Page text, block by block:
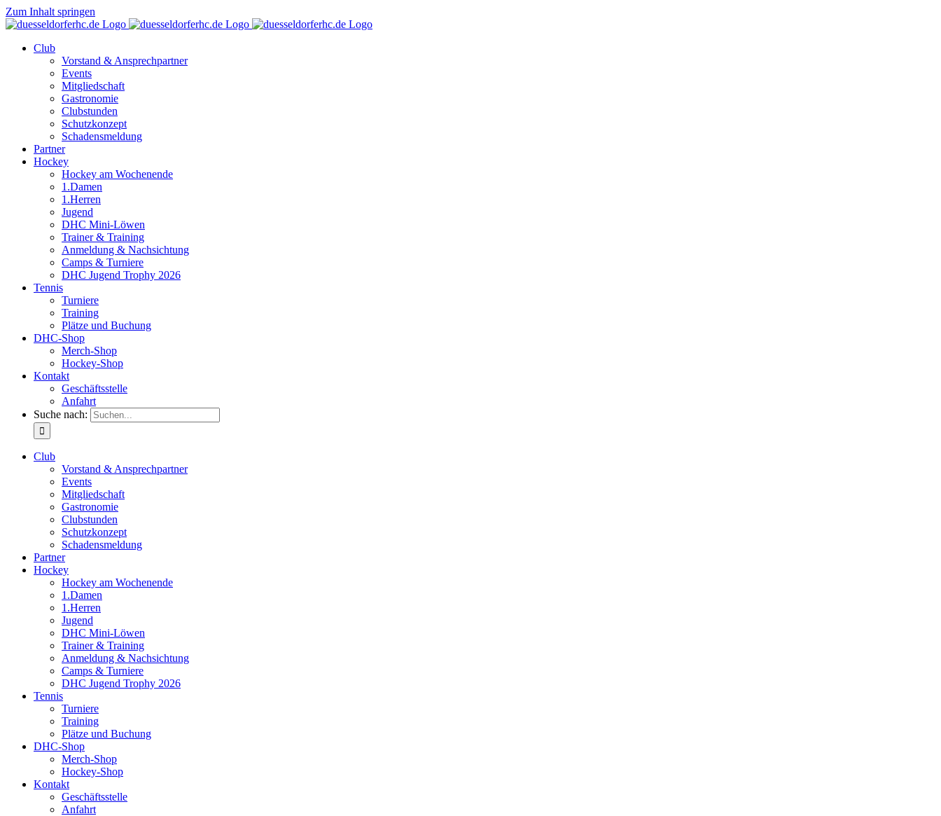
Zum Inhalt springen
Club
Vorstand & Ansprechpartner
Events
Mitgliedschaft
Gastronomie
Clubstunden
Schutzkonzept
Schadensmeldung
Partner
Hockey
Hockey am Wochenende
1.Damen
1.Herren
Jugend
DHC Mini-Löwen
Trainer & Training
Anmeldung & Nachsichtung
Camps & Turniere
DHC Jugend Trophy 2026
Tennis
Turniere
Training
Plätze und Buchung
DHC-Shop
Merch-Shop
Hockey-Shop
Kontakt
Geschäftsstelle
Anfahrt
Suche nach:
Club
Vorstand & Ansprechpartner
Events
Mitgliedschaft
Gastronomie
Clubstunden
Schutzkonzept
Schadensmeldung
Partner
Hockey
Hockey am Wochenende
1.Damen
1.Herren
Jugend
DHC Mini-Löwen
Trainer & Training
Anmeldung & Nachsichtung
Camps & Turniere
DHC Jugend Trophy 2026
Tennis
Turniere
Training
Plätze und Buchung
DHC-Shop
Merch-Shop
Hockey-Shop
Kontakt
Geschäftsstelle
Anfahrt